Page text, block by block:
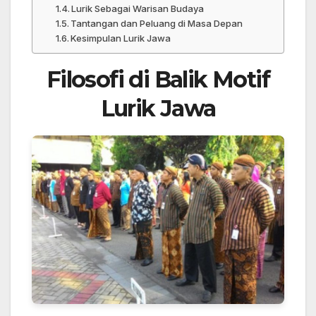
Lurik Sebagai Warisan Budaya
Tantangan dan Peluang di Masa Depan
Kesimpulan Lurik Jawa
Filosofi di Balik Motif
Lurik Jawa